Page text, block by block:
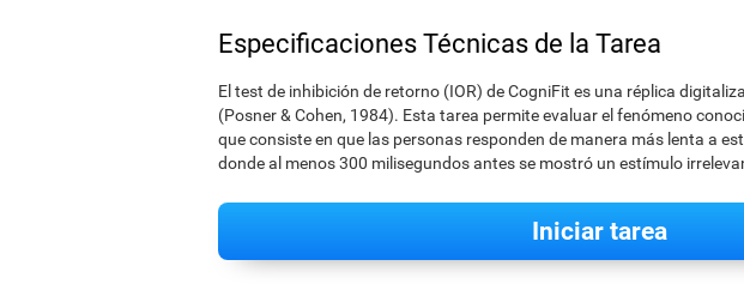
Especificaciones Técnicas de la Tarea
El test de inhibición de retorno (IOR) de CogniFit es una réplica
(Posner & Cohen, 1984). Esta tarea permite evaluar el fenómeno
que consiste en que las personas responden de manera más lenta a
donde al menos 300 milisegundos antes se mostró un estímulo
Iniciar tarea